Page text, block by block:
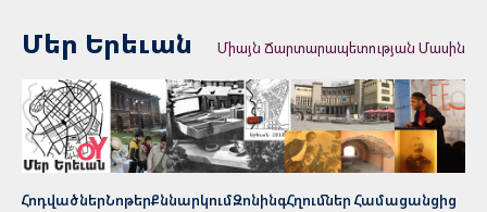
Մեր Երեւան Միայն Ճարտարապետության Մասին
ՀոդվածներՆոթերՔննարկումԶոնինգՀղումներ Համացանցից